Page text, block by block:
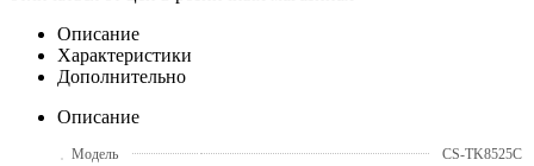
Описание
Характеристики
Дополнительно
Описание
Модель
CS-TK8525C